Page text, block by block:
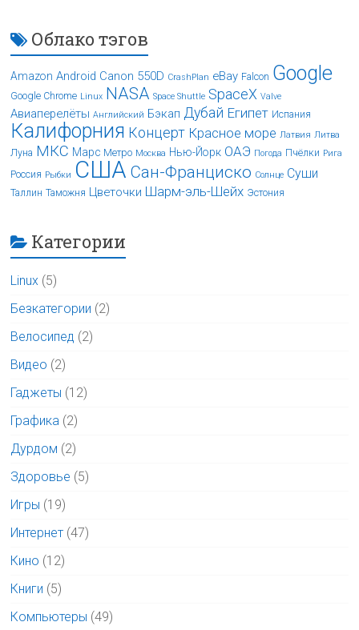
Облако тэгов
Amazon Android Canon 550D CrashPlan eBay Falcon Google
Google Chrome Linux NASA Space Shuttle SpaceX Valve
Авиаперелёты Английский Бэкап Дубай Египет Испания
Калифорния Концерт Красное море Латвия Литва
Луна МКС Марс Метро Москва Нью-Йорк ОАЭ Погода Пчёлки Рига
Россия Рыбки США Сан-Франциско Солнце Суши
Таллин Таможня Цветочки Шарм-эль-Шейх Эстония
Категории
Linux (5)
Безкатегории (2)
Велосипед (2)
Видео (2)
Гаджеты (12)
Графика (2)
Дурдом (2)
Здоровье (5)
Игры (19)
Интернет (47)
Кино (12)
Книги (5)
Компьютеры (49)